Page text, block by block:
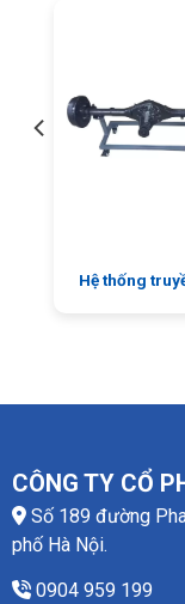
Hệ thống
CÔNG TY CỔ
Số 189 đường
phố Hà Nội.
0904 959 199